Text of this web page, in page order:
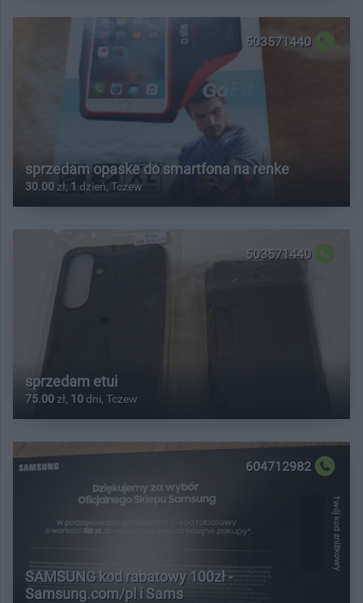
503571440
sprzedam opaske do smartfona na renke
30.00 zł, 1 dzień, Tczew
503571440
sprzedam etui
75.00 zł, 10 dni, Tczew
604712982
SAMSUNG kod rabatowy 100zł -
Samsung.com/pl i Sams